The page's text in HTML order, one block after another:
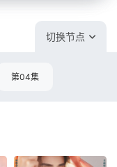
切换节点
第04集